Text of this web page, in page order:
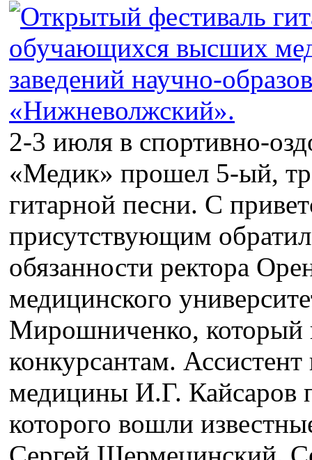
2-3 июля в спортивно-
«Медик» прошел 5-ый,
гитарной песни. С
присутствующим
обязанности ректора
медицинского
Мирошниченко, который
конкурсантам.
медицины И.Г. Кайсаров
которого вошли